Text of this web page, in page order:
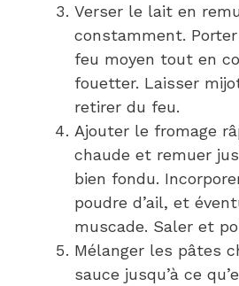
Verser le lait en
constamment.
feu moyen tout en
fouetter. Laisser
retirer du feu.
Ajouter le fromage
chaude et remuer
bien fondu.
poudre d’ail, et
muscade. Saler et
Mélanger les pâtes
sauce jusqu’à ce